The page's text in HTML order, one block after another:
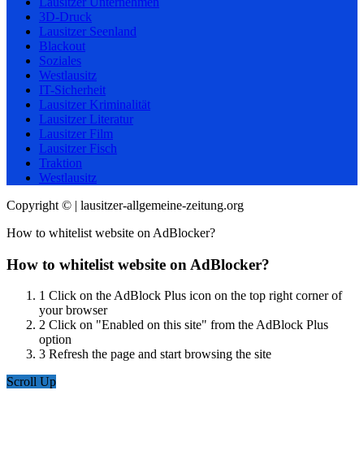
3D-Druck
Lausitzer Seenland
Blackout
Soziales
Westlausitz
IT-Sicherheit
Lausitzer Kriminalität
Lausitzer Literatur
Lausitzer Film
Lausitzer Fisch
Traktion
Westlausitz
Copyright © | lausitzer-allgemeine-zeitung.org
How to whitelist website on AdBlocker?
How to whitelist website on AdBlocker?
1 Click on the AdBlock Plus icon on the top right corner of
your browser
2 Click on "Enabled on this site" from the AdBlock Plus
option
3 Refresh the page and start browsing the site
Scroll Up